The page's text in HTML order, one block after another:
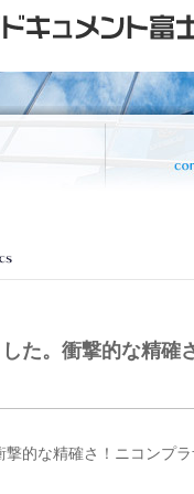
た。衝撃的な精確
的な精確さ！ニコンプ